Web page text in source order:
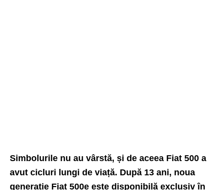
Simbolurile nu au vârstă, și de aceea Fiat 500 a
avut cicluri lungi de viață. După 13 ani, noua
generație Fiat 500e este disponibilă exclusiv în